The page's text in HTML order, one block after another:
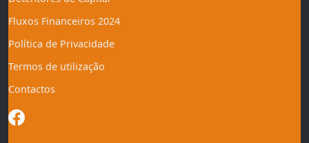
Fluxos Financeiros 2024
Política de Privacidade
Termos de utilização
Contactos